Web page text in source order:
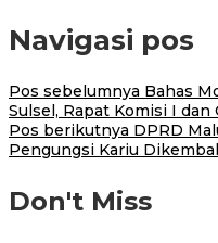
Navigasi pos
Pos sebelumnya Bahas
Sulsel, Rapat Komisi I
Pos berikutnya DPRD
Pengungsi Kariu
Don't Miss